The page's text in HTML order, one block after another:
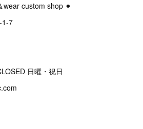
custom shop ⚫︎
1-7
日曜・祝日